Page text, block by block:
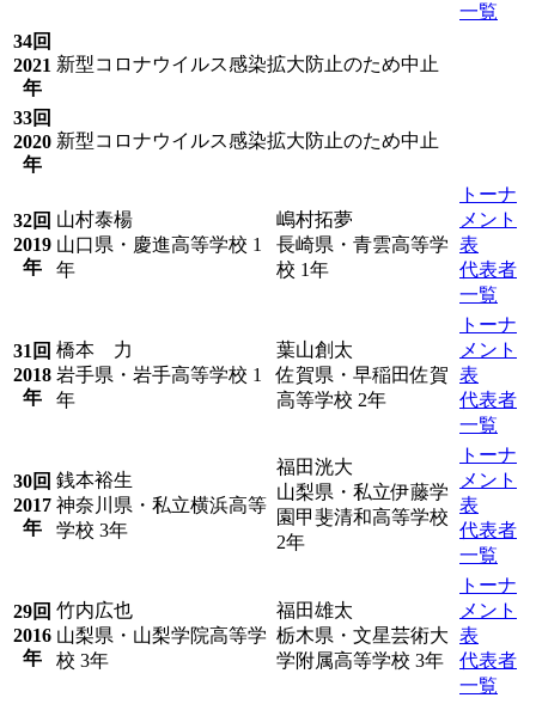
一覧
34回
2021
年
新型コロナウイルス感染拡大防止のため中止
33回
2020
年
新型コロナウイルス感染拡大防止のため中止
32回
2019
年
山村泰楊
山口県・慶進高等学校 1
年
嶋村拓夢
長崎県・青雲高等学
校 1年
トーナ
メント
表
代表者
一覧
31回
2018
年
橋本 力
岩手県・岩手高等学校 1
年
葉山創太
佐賀県・早稲田佐賀
高等学校 2年
トーナ
メント
表
代表者
一覧
30回
2017
年
銭本裕生
神奈川県・私立横浜高等
学校 3年
福田洸大
山梨県・私立伊藤学
園甲斐清和高等学校
2年
トーナ
メント
表
代表者
一覧
29回
2016
年
竹内広也
山梨県・山梨学院高等学
校 3年
福田雄太
栃木県・文星芸術大
学附属高等学校 3年
トーナ
メント
表
代表者
一覧